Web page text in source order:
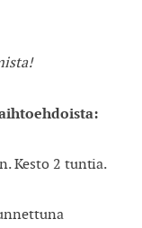
Kesto 2 tuntia.